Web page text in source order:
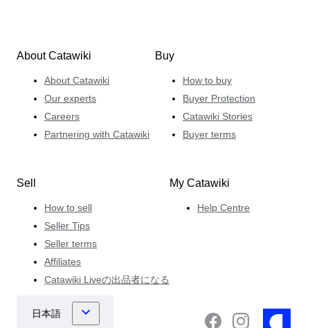
About Catawiki
About Catawiki
Our experts
Careers
Partnering with Catawiki
Buy
How to buy
Buyer Protection
Catawiki Stories
Buyer terms
Sell
How to sell
Seller Tips
Seller terms
Affiliates
Catawiki Liveの出品者になる
My Catawiki
Help Centre